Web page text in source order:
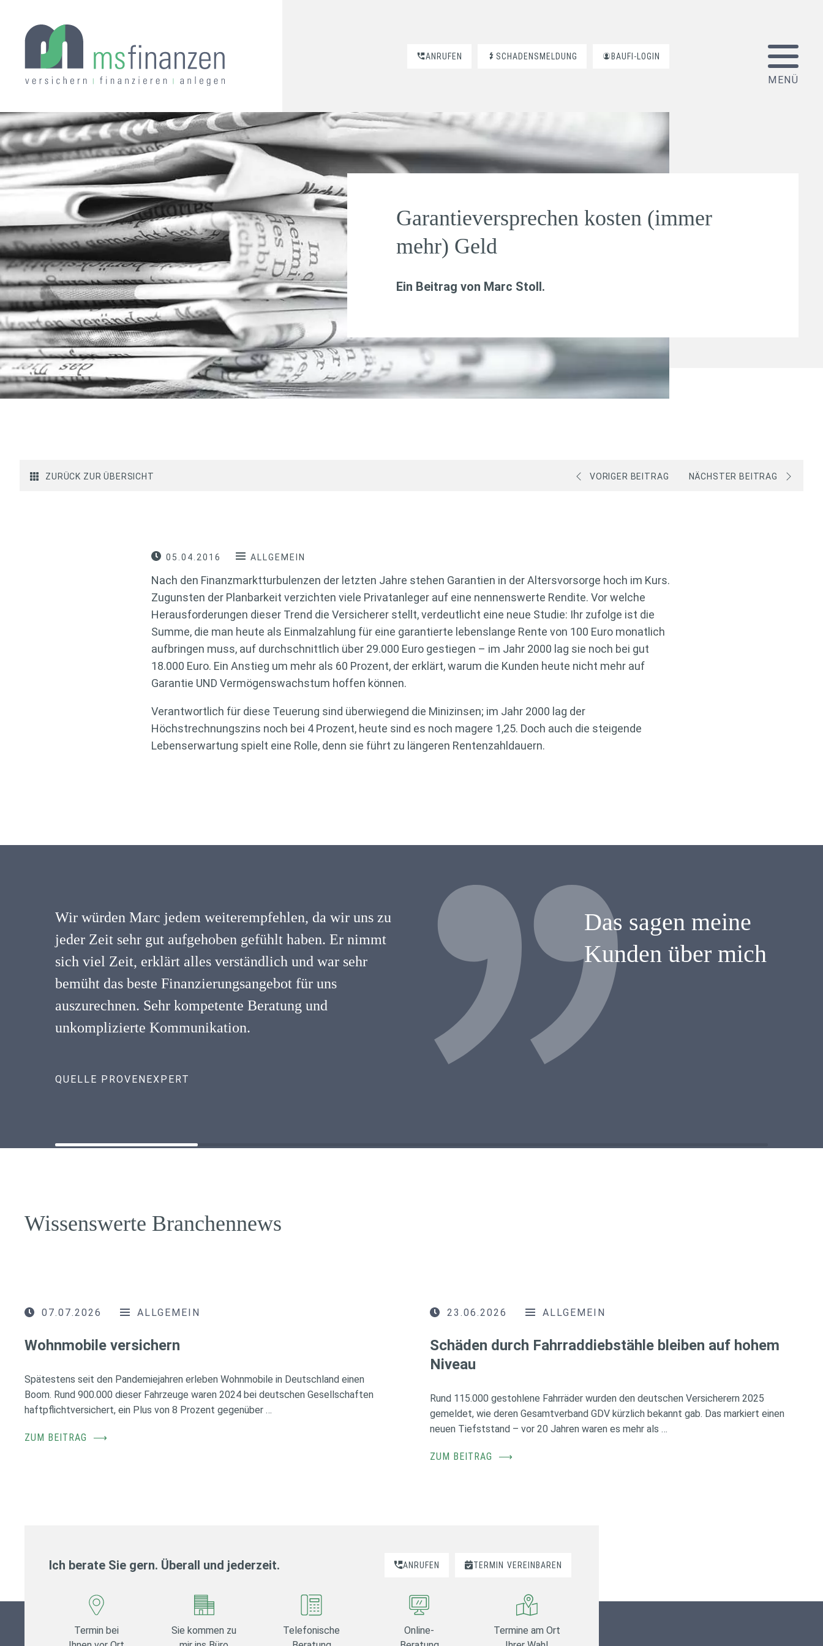
ANRUFEN SCHADENSMELDUNG BAUFI-LOGIN
Garantieversprechen kosten (immer
mehr) Geld
Ein Beitrag von Marc Stoll.
ZURÜCK ZUR ÜBERSICHT VORIGER BEITRAG NÄCHSTER BEITRAG
05.04.2016 ALLGEMEIN
Nach den Finanzmarktturbulenzen der letzten Jahre stehen Garantien in der Altersvorsorge hoch im Kurs.
Zugunsten der Planbarkeit verzichten viele Privatanleger auf eine nennenswerte Rendite. Vor welche
Herausforderungen dieser Trend die Versicherer stellt, verdeutlicht eine neue Studie: Ihr zufolge ist die
Summe, die man heute als Einmalzahlung für eine garantierte lebenslange Rente von 100 Euro monatlich
aufbringen muss, auf durchschnittlich über 29.000 Euro gestiegen – im Jahr 2000 lag sie noch bei gut
18.000 Euro. Ein Anstieg um mehr als 60 Prozent, der erklärt, warum die Kunden heute nicht mehr auf
Garantie UND Vermögenswachstum hoffen können.
Verantwortlich für diese Teuerung sind überwiegend die Minizinsen; im Jahr 2000 lag der
Höchstrechnungszins noch bei 4 Prozent, heute sind es noch magere 1,25. Doch auch die steigende
Lebenserwartung spielt eine Rolle, denn sie führt zu längeren Rentenzahldauern.
Das sagen meine
Kunden über mich
Wir würden Marc jedem weiterempfehlen, da wir uns zu
jeder Zeit sehr gut aufgehoben gefühlt haben. Er nimmt
sich viel Zeit, erklärt alles verständlich und war sehr
bemüht das beste Finanzierungsangebot für uns
auszurechnen. Sehr kompetente Beratung und
unkomplizierte Kommunikation.
QUELLE PROVENEXPERT
Wissenswerte Branchennews
07.07.2026 ALLGEMEIN
Wohnmobile versichern
Spätestens seit den Pandemiejahren erleben Wohnmobile in Deutschland einen
Boom. Rund 900.000 dieser Fahrzeuge waren 2024 bei deutschen Gesellschaften
haftpflichtversichert, ein Plus von 8 Prozent gegenüber …
ZUM BEITRAG ⟶
23.06.2026 ALLGEMEIN
Schäden durch Fahrraddiebstähle bleiben auf hohem
Niveau
Rund 115.000 gestohlene Fahrräder wurden den deutschen Versicherern 2025
gemeldet, wie deren Gesamtverband GDV kürzlich bekannt gab. Das markiert einen
neuen Tiefststand – vor 20 Jahren waren es mehr als …
ZUM BEITRAG ⟶
Ich berate Sie gern. Überall und jederzeit. ANRUFEN TERMIN VEREINBAREN
Termin bei
Sie kommen zu
Telefonische
Online-
Termine am Ort